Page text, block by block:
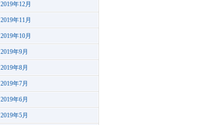
2019年12月
2019年11月
2019年10月
2019年9月
2019年8月
2019年7月
2019年6月
2019年5月